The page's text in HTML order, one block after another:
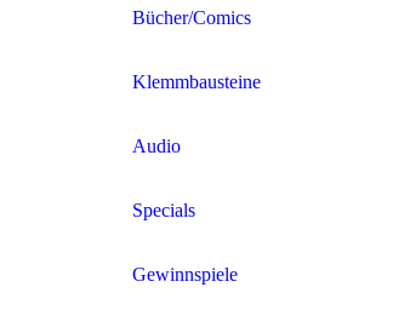
Bücher/Comics
Klemmbausteine
Audio
Specials
Gewinnspiele